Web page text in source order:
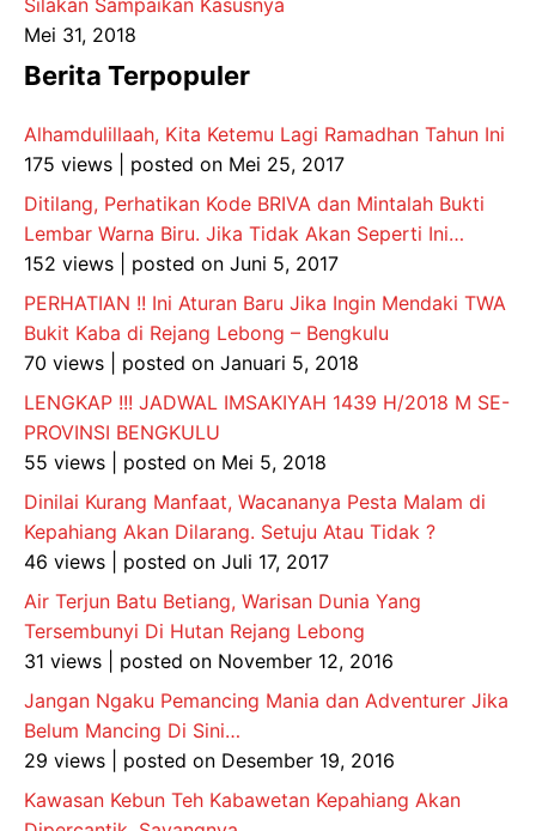
Silakan Sampaikan Kasusnya
Mei 31, 2018
Berita Terpopuler
Alhamdulillaah, Kita Ketemu Lagi Ramadhan Tahun Ini
175 views
posted on Mei 25, 2017
Ditilang, Perhatikan Kode BRIVA dan Mintalah Bukti
Lembar Warna Biru. Jika Tidak Akan Seperti Ini…
152 views
posted on Juni 5, 2017
PERHATIAN !! Ini Aturan Baru Jika Ingin Mendaki TWA
Bukit Kaba di Rejang Lebong – Bengkulu
70 views
posted on Januari 5, 2018
LENGKAP !!! JADWAL IMSAKIYAH 1439 H/2018 M SE-
PROVINSI BENGKULU
55 views
posted on Mei 5, 2018
Dinilai Kurang Manfaat, Wacananya Pesta Malam di
Kepahiang Akan Dilarang. Setuju Atau Tidak ?
46 views
posted on Juli 17, 2017
Air Terjun Batu Betiang, Warisan Dunia Yang
Tersembunyi Di Hutan Rejang Lebong
31 views
posted on November 12, 2016
Jangan Ngaku Pemancing Mania dan Adventurer Jika
Belum Mancing Di Sini…
29 views
posted on Desember 19, 2016
Kawasan Kebun Teh Kabawetan Kepahiang Akan